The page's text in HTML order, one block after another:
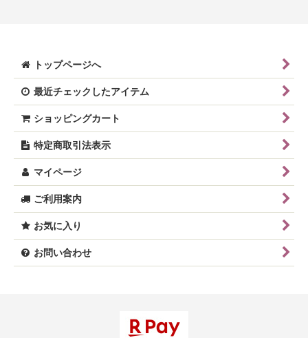
トップページへ
最近チェックしたアイテム
ショッピングカート
特定商取引法表示
マイページ
ご利用案内
お気に入り
お問い合わせ